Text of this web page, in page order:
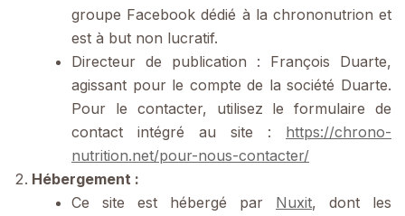
groupe Facebook dédié à la chrononutrion et
est à but non lucratif.
Directeur de publication : François Duarte,
agissant pour le compte de la société Duarte.
Pour le contacter, utilisez le formulaire de
contact intégré au site : https://chrono-
nutrition.net/pour-nous-contacter/
Hébergement :
Ce site est hébergé par Nuxit, dont les